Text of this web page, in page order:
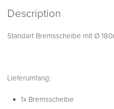
Description
Standart Bremsscheibe mit Ø
Lieferumfang:
1x Bremsscheibe